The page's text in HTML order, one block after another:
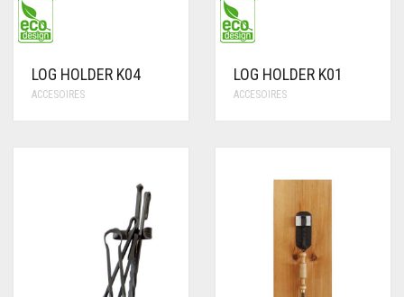
LOG HOLDER K04
ACCESOIRES
LOG HOLDER K01
ACCESOIRES